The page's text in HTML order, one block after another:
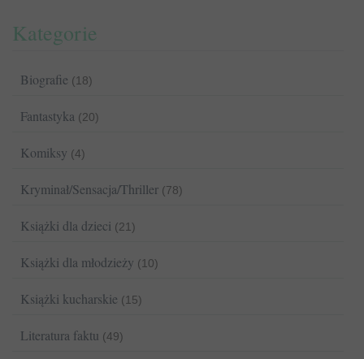
Kategorie
Biografie (18)
Fantastyka (20)
Komiksy (4)
Kryminał/Sensacja/Thriller (78)
Książki dla dzieci (21)
Książki dla młodzieży (10)
Książki kucharskie (15)
Literatura faktu (49)